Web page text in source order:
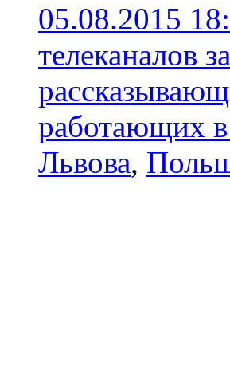
05.08.2015
телеканалов
работающих
Львова,